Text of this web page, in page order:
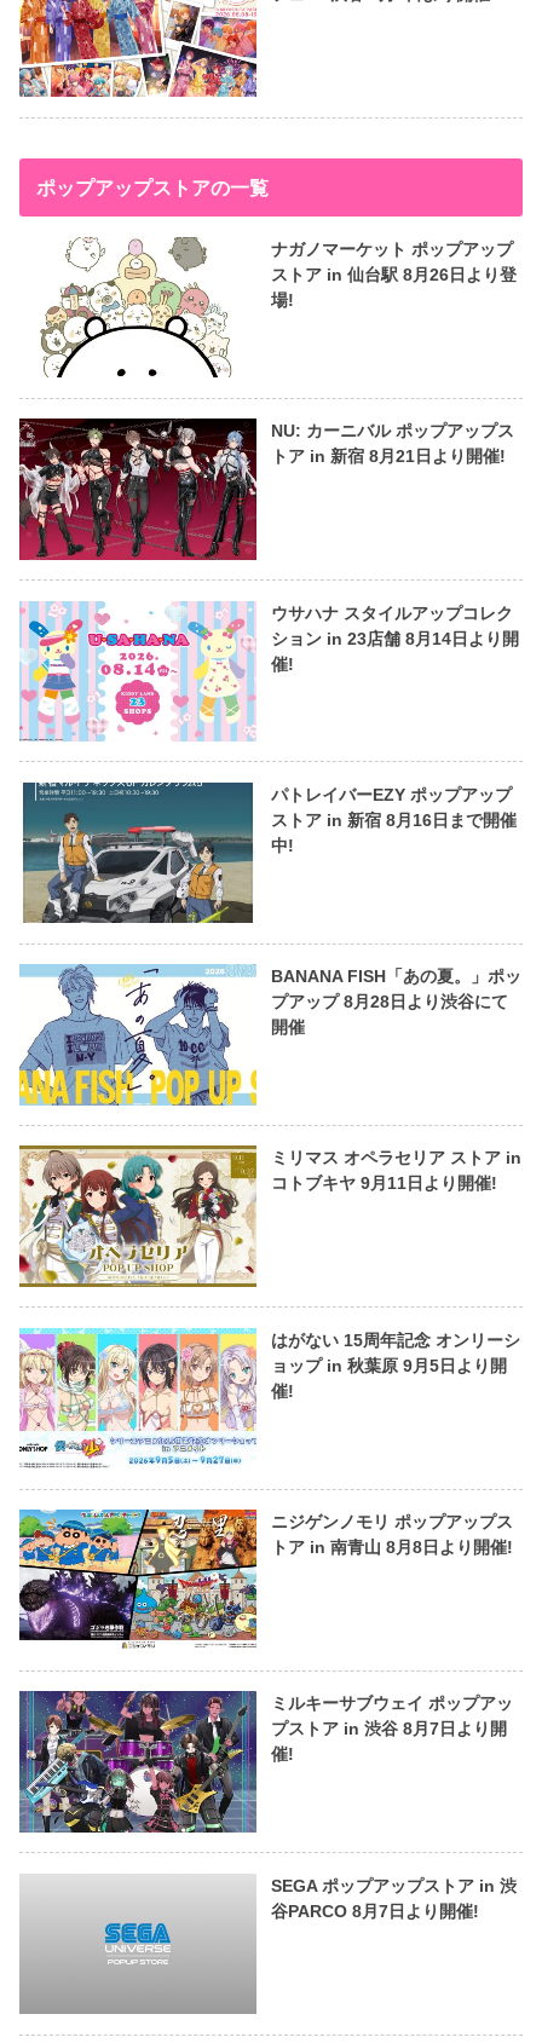
ポップアップストアの一覧
ナガノマーケット ポップアップ
ストア in 仙台駅 8月26日より登
場!
NU: カーニバル ポップアップス
トア in 新宿 8月21日より開催!
ウサハナ スタイルアップコレク
ション in 23店舗 8月14日より開
催!
パトレイバーEZY ポップアップ
ストア in 新宿 8月16日まで開催
中!
BANANA FISH「あの夏。」ポッ
プアップ 8月28日より渋谷にて
開催
ミリマス オペラセリア ストア in
コトブキヤ 9月11日より開催!
はがない 15周年記念 オンリーシ
ョップ in 秋葉原 9月5日より開
催!
ニジゲンノモリ ポップアップス
トア in 南青山 8月8日より開催!
ミルキーサブウェイ ポップアッ
プストア in 渋谷 8月7日より開
催!
SEGA ポップアップストア in 渋
谷PARCO 8月7日より開催!